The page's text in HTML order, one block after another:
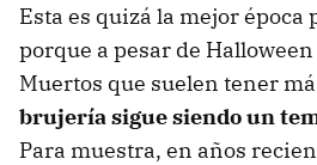
Esta es quizá la mejor época
porque a pesar de Halloween
Muertos que suelen tener
brujería sigue siendo un
Para muestra, en años